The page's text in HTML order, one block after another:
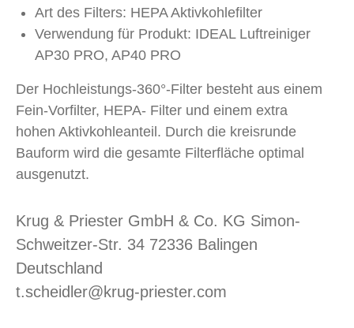
Art des Filters: HEPA Aktivkohlefilter
Verwendung für Produkt: IDEAL Luftreiniger
AP30 PRO, AP40 PRO
Der Hochleistungs-360°-Filter besteht aus einem
Fein-Vorfilter, HEPA- Filter und einem extra
hohen Aktivkohleanteil. Durch die kreisrunde
Bauform wird die gesamte Filterfläche optimal
ausgenutzt.
Krug & Priester GmbH & Co. KG Simon-
Schweitzer-Str. 34 72336 Balingen
Deutschland
t.scheidler@krug-priester.com